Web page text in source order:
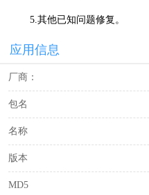
5.其他已知问题修复。
应用信息
厂商：
包名
名称
版本
MD5